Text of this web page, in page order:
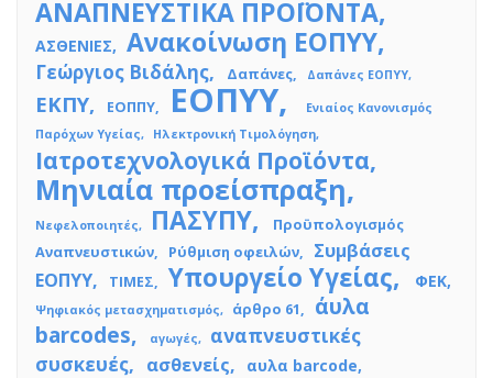
ΑΝΑΠΝΕΥΣΤΙΚΑ ΠΡΟΪΟΝΤΑ
ΑΣΘΕΝΙΕΣ Ανακοίνωση ΕΟΠΥΥ
Γεώργιος Βιδάλης Δαπάνες Δαπάνες ΕΟΠΥΥ
ΕΚΠΥ ΕΟΠΠΥ ΕΟΠΥΥ
Ενιαίος Κανονισμός
Παρόχων Υγείας
Ηλεκτρονική Τιμολόγηση
Ιατροτεχνολογικά Προϊόντα
Μηνιαία προείσπραξη
Νεφελοποιητές ΠΑΣΥΠΥ
Προϋπολογισμός
Αναπνευστικών
Ρύθμιση οφειλών
Συμβάσεις
ΕΟΠΥΥ
ΤΙΜΕΣ Υπουργείο Υγείας ΦΕΚ
Ψηφιακός μετασχηματισμός άρθρο 61
άυλα
barcodes
αγωγές
αναπνευστικές
συσκευές
ασθενείς αυλα barcode